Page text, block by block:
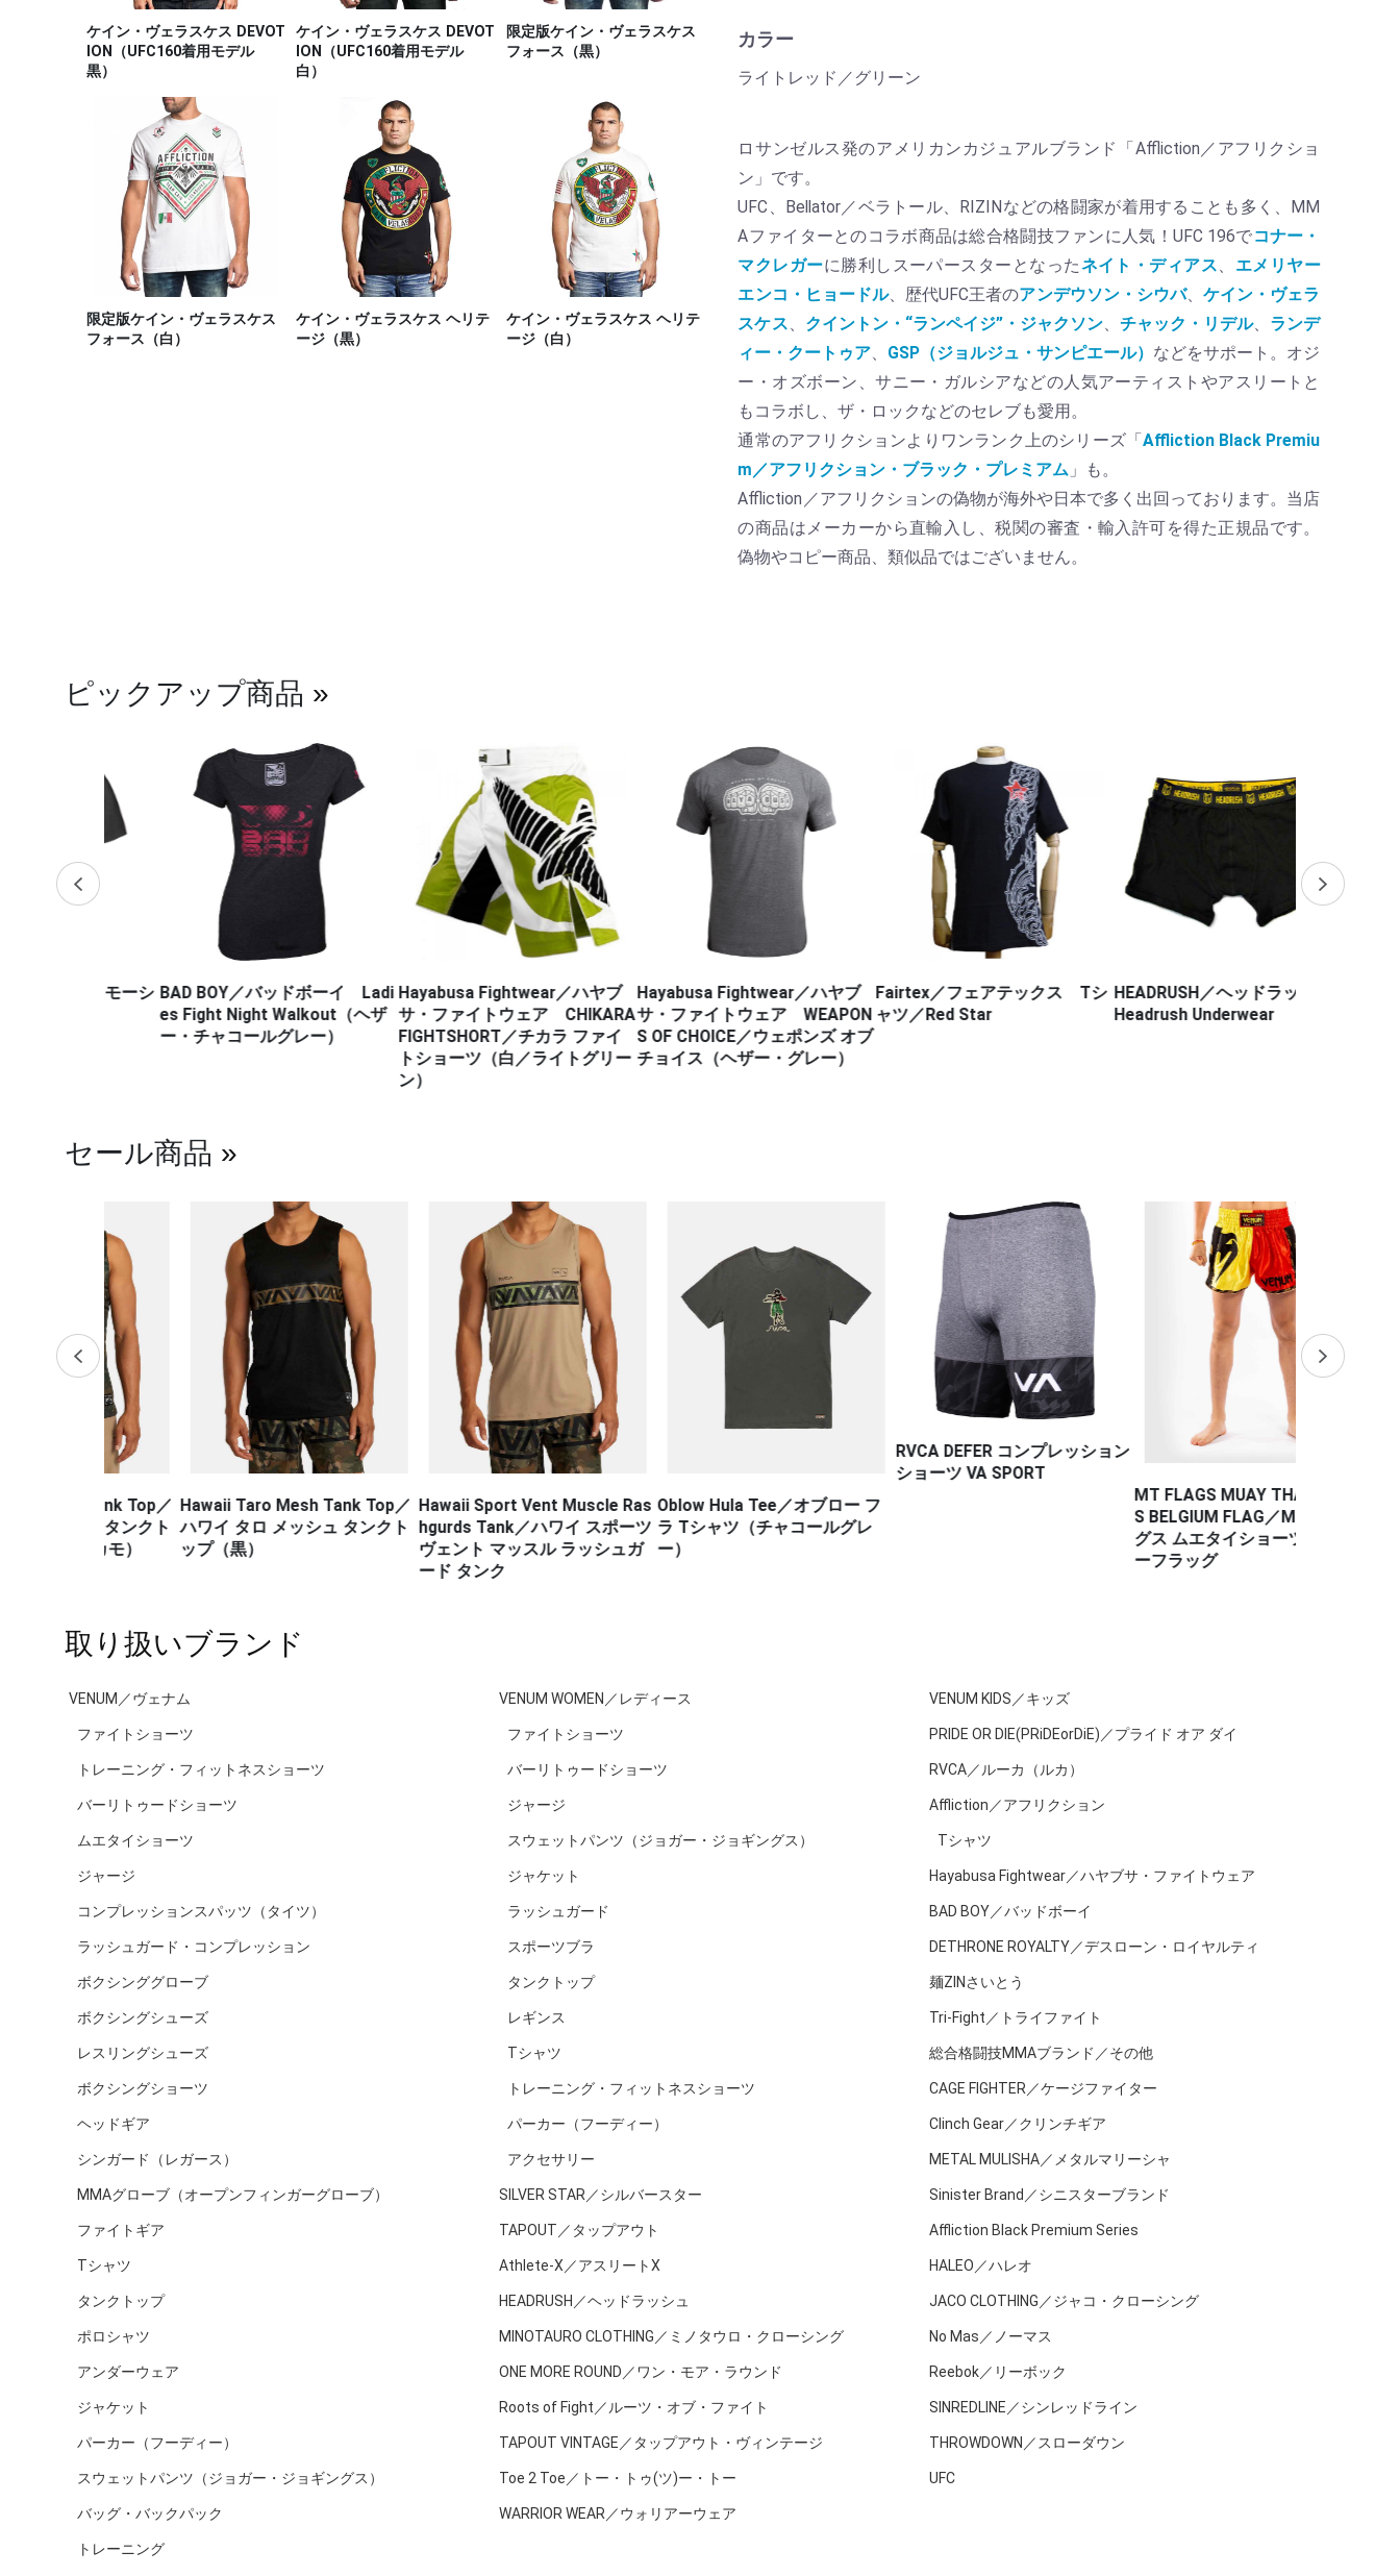
ケイン・ヴェラスケス DEVOT
ION（UFC160着用モデル
黒）
ケイン・ヴェラスケス DEVOT
ION（UFC160着用モデル
白）
限定版ケイン・ヴェラスケス
フォース（黒）
限定版ケイン・ヴェラスケス
フォース（白）
ケイン・ヴェラスケス ヘリテ
ージ（黒）
ケイン・ヴェラスケス ヘリテ
ージ（白）
カラー
ライトレッド／グリーン
ロサンゼルス発のアメリカンカジュアルブランド「Affliction／アフリクショ
ン」です。
UFC、Bellator／ベラトール、RIZINなどの格闘家が着用することも多く、MM
Aファイターとのコラボ商品は総合格闘技ファンに人気！UFC 196でコナー・
マクレガーに勝利しスーパースターとなったネイト・ディアス、 エメリヤー
エンコ・ヒョードル、歴代UFC王者のアンデウソン・シウバ、ケイン・ヴェラ
スケス、 クイントン・“ランペイジ”・ジャクソン、チャック・リデル、 ランデ
ィー・クートゥア、 GSP（ジョルジュ・サンピエール） などをサポート。オジ
ー・オズボーン、サニー・ガルシアなどの人気アーティストやアスリートと
もコラボし、ザ・ロックなどのセレブも愛用。
通常のアフリクションよりワンランク上のシリーズ「Affliction Black Premiu
m／アフリクション・ブラック・プレミアム 」も。
Affliction／アフリクションの偽物が海外や日本で多く出回っております。当店
の商品はメーカーから直輸入し、税関の審査・輸入許可を得た正規品です。
偽物やコピー商品、類似品ではございません。
ピックアップ商品 »
BAD BOY／バッドボーイ Ladi
es Fight Night Walkout（ヘザ
ー・チャコールグレー）
Hayabusa Fightwear／ハヤブ
サ・ファイトウェア CHIKARA
FIGHTSHORT／チカラ ファイ
トショーツ（白／ライトグリー
Hayabusa Fightwear／ハヤブ
サ・ファイトウェア WEAPON
S OF CHOICE／ウェポンズ オブ
チョイス（ヘザー・グレー）
Fairtex／フェアテックス Tシ
ャツ／Red Star
HEADRUSH／ヘッドラッシュ
Headrush Underwear
セール商品 »
Hawaii Taro Mesh Tank Top／
ハワイ タロ メッシュ タンクト
ップ（黒）
Hawaii Sport Vent Muscle Ras
hgurds Tank／ハワイ スポーツ
ヴェント マッスル ラッシュガ
ード タンク
Oblow Hula Tee／オブロー フ
ラ Tシャツ（チャコールグレ
ー）
RVCA DEFER コンプレッション
ショーツ VA SPORT
MT FLAGS MUAY THAI SHORT
S BELGIUM FLAG／MT フラッ
グス ムエタイショーツ ベルギ
ーフラッグ
取り扱いブランド
VENUM／ヴェナム
ファイトショーツ
トレーニング・フィットネスショーツ
バーリトゥードショーツ
ムエタイショーツ
ジャージ
コンプレッションスパッツ（タイツ）
ラッシュガード・コンプレッション
ボクシンググローブ
ボクシングシューズ
レスリングシューズ
ボクシングショーツ
ヘッドギア
シンガード（レガース）
MMAグローブ（オープンフィンガーグローブ）
ファイトギア
Tシャツ
タンクトップ
ポロシャツ
アンダーウェア
ジャケット
パーカー（フーディー）
スウェットパンツ（ジョガー・ジョギングス）
バッグ・バックパック
トレーニング
VENUM WOMEN／レディース
ファイトショーツ
バーリトゥードショーツ
ジャージ
スウェットパンツ（ジョガー・ジョギングス）
ジャケット
ラッシュガード
スポーツブラ
タンクトップ
レギンス
Tシャツ
トレーニング・フィットネスショーツ
パーカー（フーディー）
アクセサリー
VENUM KIDS／キッズ
PRIDE OR DIE(PRiDEorDiE)／プライド オア ダイ
RVCA／ルーカ（ルカ）
Affliction／アフリクション
Tシャツ
Hayabusa Fightwear／ハヤブサ・ファイトウェア
BAD BOY／バッドボーイ
DETHRONE ROYALTY／デスローン・ロイヤルティ
麺ZINさいとう
Tri-Fight／トライファイト
総合格闘技MMAブランド／その他
CAGE FIGHTER／ケージファイター
Clinch Gear／クリンチギア
METAL MULISHA／メタルマリーシャ
SILVER STAR／シルバースター Sinister Brand／シニスターブランド
TAPOUT／タップアウト Affliction Black Premium Series
Athlete-X／アスリートX HALEO／ハレオ
HEADRUSH／ヘッドラッシュ JACO CLOTHING／ジャコ・クローシング
MINOTAURO CLOTHING／ミノタウロ・クローシング No Mas／ノーマス
ONE MORE ROUND／ワン・モア・ラウンド Reebok／リーボック
Roots of Fight／ルーツ・オブ・ファイト SINREDLINE／シンレッドライン
TAPOUT VINTAGE／タップアウト・ヴィンテージ THROWDOWN／スローダウン
Toe 2 Toe／トー・トゥ(ツ)ー・トー UFC
WARRIOR WEAR／ウォリアーウェア